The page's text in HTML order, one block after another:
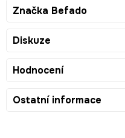
Značka Befado
Diskuze
Hodnocení
Ostatní informace